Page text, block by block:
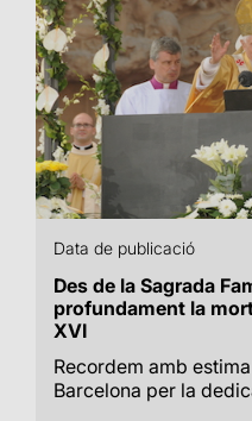
Data de publicació
Des de la Sagrada
profundament la
XVI
Recordem amb
Barcelona per la